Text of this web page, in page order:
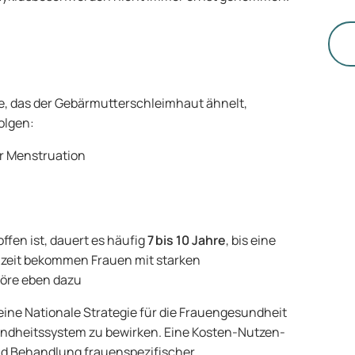
das der Gebärmutterschleimhaut ähnelt,
Menstruation
ist, dauert es häufig7 bis 10 Jahre, bis eine
bekommen Frauen mit starken
eben dazu
Nationale Strategie für die Frauengesundheit
zu bewirken. Eine Kosten-Nutzen-